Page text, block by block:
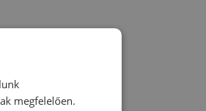
megfelelően.